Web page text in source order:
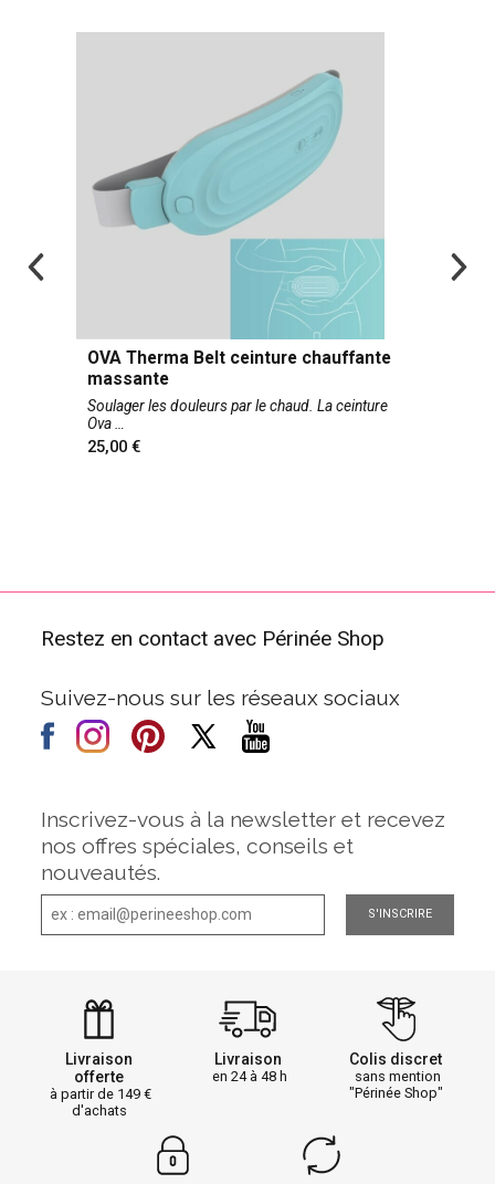
OVA Therma Belt ceinture chauffante
massante
Soulager les douleurs par le chaud. La ceinture
Ova
25,00
Restez en contact avec Périnée Shop
Suivez-nous sur les réseaux sociaux
Inscrivez-vous à la newsletter et recevez
nos offres spéciales, conseils et
nouveautés.
S'INSCRIRE
Livraison
offerte
à partir de 149
d'achats
Livraison
en 24 à 48 h
Colis discret
sans mention
"Périnée Shop"